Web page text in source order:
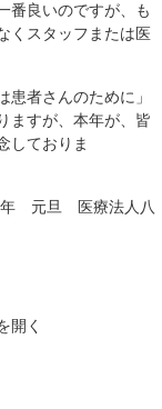
番良いのですが、も
くスタッフまたは医
者さんのために」
ますが、本年が、皆
しておりま
法人八
開く